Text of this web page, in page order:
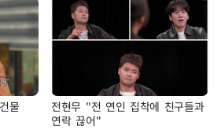
물
전현무 "전 연인 집착에 친구들과
연락 끊어"